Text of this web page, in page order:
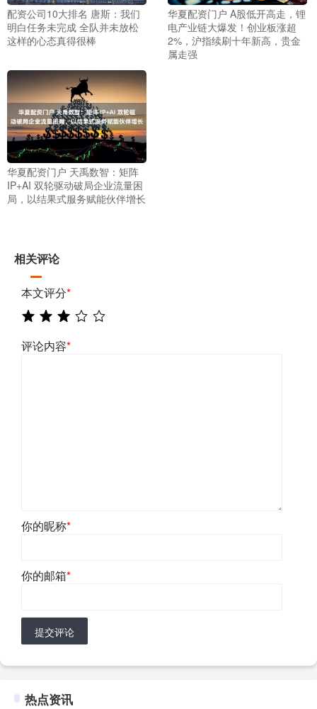
配资公司10大排名 唐斯：我们
明白任务未完成 全队并未放松
这样的心态真得很棒
华夏配资门户 A股低开高走，锂
电产业链大爆发！创业板涨超
2%，沪指续刷十年新高，贵金
属走强
华夏配资门户 天禹数智：矩阵
IP+AI 双轮驱动破局企业流量困
局，以结果式服务赋能伙伴增长
相关评论
本文评分*
评论内容*
你的昵称*
你的邮箱*
提交评论
热点资讯